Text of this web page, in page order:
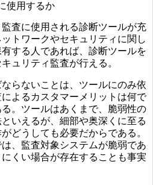
使用するか
査に使用される診断ツールが充
トワークやセキュリティに関し
する人であれば、診断ツールを
ュリティ監査が行える。
らないことは、ツールにのみ依
よるカスタマーメリットは何で
。ツールはあくまで、脆弱性の
いえるが、細部や奥深くに至る
どうしても必要だからである。
、監査対象システムが脆弱であ
くい場合が存在することも事実